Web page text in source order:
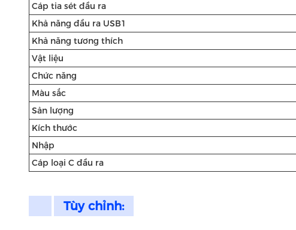
Cáp tia sét đầu ra
Khả năng đầu ra USB1
Khả năng tương thích
Vật liệu
Chức năng
Màu sắc
Sản lượng
Kích thước
Nhập
Cáp loại C đầu ra
Tùy chỉnh: